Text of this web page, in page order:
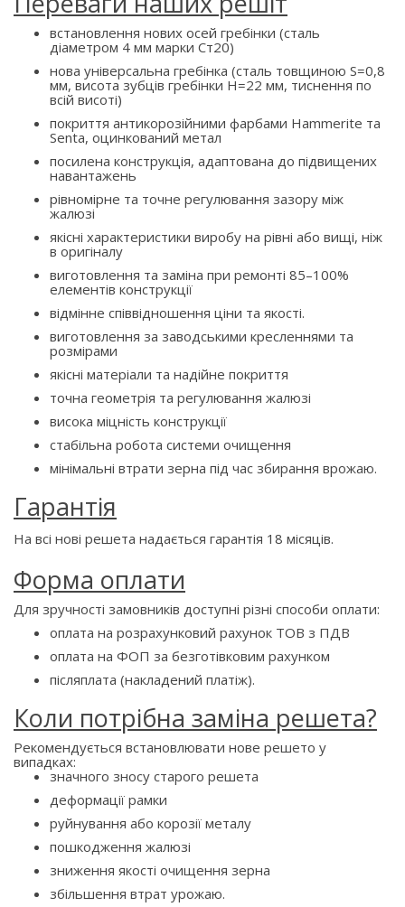
встановлення нових осей гребінки (сталь
діаметром 4 мм марки Ст20)
нова універсальна гребінка (сталь товщиною S=0,8
мм, висота зубців гребінки H=22 мм, тиснення по
всій висоті)
покриття антикорозійними фарбами Hammerite та
Senta, оцинкований метал
посилена конструкція, адаптована до підвищених
навантажень
рівномірне та точне регулювання зазору між
жалюзі
якісні характеристики виробу на рівні або вищі, ніж
в оригіналу
виготовлення та заміна при ремонті 85–100%
елементів конструкції
відмінне співвідношення ціни та якості.
виготовлення за заводськими кресленнями та
розмірами
якісні матеріали та надійне покриття
точна геометрія та регулювання жалюзі
висока міцність конструкції
стабільна робота системи очищення
мінімальні втрати зерна під час збирання врожаю.
Гарантія
На всі нові решета надається гарантія 18 місяців.
Форма оплати
Для зручності замовників доступні різні способи оплати:
оплата на розрахунковий рахунок ТОВ з ПДВ
оплата на ФОП за безготівковим рахунком
післяплата (накладений платіж).
Коли потрібна заміна решета?
Рекомендується встановлювати нове решето у
випадках:
значного зносу старого решета
деформації рамки
руйнування або корозії металу
пошкодження жалюзі
зниження якості очищення зерна
збільшення втрат урожаю.